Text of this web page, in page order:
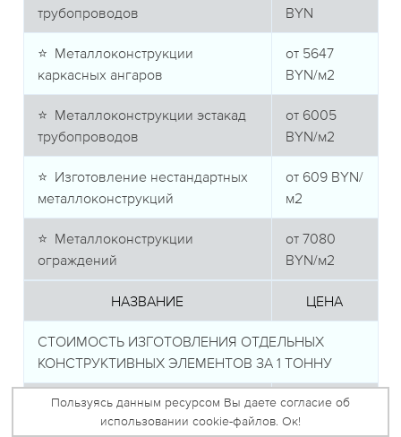
трубопроводов
BYN
⭐ Металлоконструкции
каркасных ангаров
от 5647
BYN/м2
⭐ Металлоконструкции эстакад
трубопроводов
от 6005
BYN/м2
⭐ Изготовление нестандартных
металлоконструкций
от 609 BYN/
м2
⭐ Металлоконструкции
ограждений
от 7080
BYN/м2
НАЗВАНИЕ ЦЕНА
СТОИМОСТЬ ИЗГОТОВЛЕНИЯ ОТДЕЛЬНЫХ
КОНСТРУКТИВНЫХ ЭЛЕМЕНТОВ ЗА 1 ТОННУ
⭐ Изготовление балок покрытия
и перекрытия
от
Пользуясь данным ресурсом Вы даете согласие об
использовании cookie-файлов. Ок!